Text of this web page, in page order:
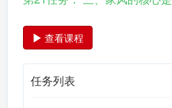
查看课程
任务列表